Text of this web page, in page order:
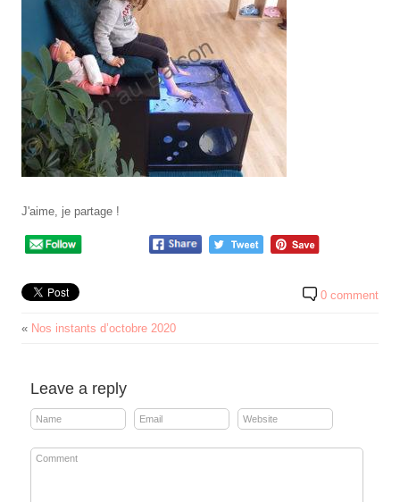
J'aime, je partage !
0 comment
« Nos instants d’octobre 2020
Leave a reply